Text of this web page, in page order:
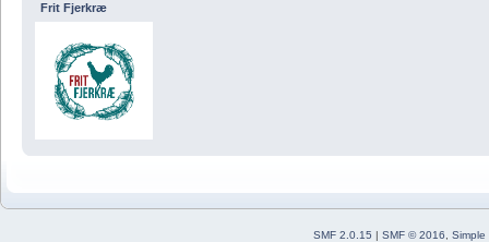
Frit Fjerkræ
SMF 2.0.15 SMF © 2016, Simple